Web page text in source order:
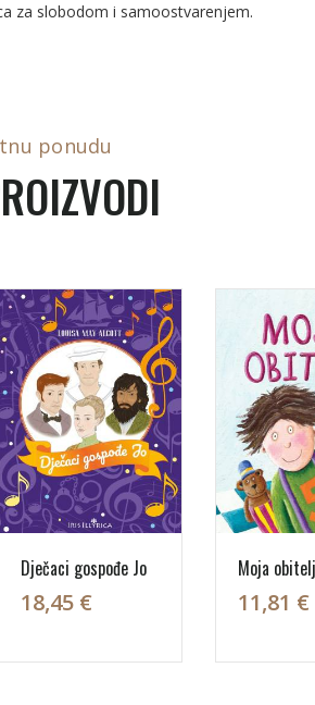
za slobodom i samoostvarenjem.
ponudu
Dječaci gospođe Jo
18,45 €
Moja obitelj
11,81 €